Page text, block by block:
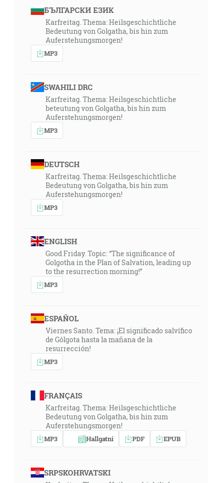
БЪЛГАРСКИ ЕЗИК
Karfreitag. Thema: Heilsgeschichtliche
Bedeutung von Golgatha, bis hin zum
Auferstehungsmorgen!
MP3
SWAHILI DRC
Karfreitag. Thema: Heilsgeschichtliche
beteutung von Golgatha, bis hin zum
Auferstehungsmorgen!
MP3
DEUTSCH
Karfreitag. Thema: Heilsgeschichtliche
Bedeutung von Golgatha, bis hin zum
Auferstehungsmorgen!
MP3
ENGLISH
Good Friday. Topic: “The significance of
Golgotha in the Plan of Salvation, leading up
to the resurrection morning!”
MP3
ESPAÑOL
Viernes Santo. Tema: ¡El significado salvífico
de Gólgota hasta la mañana de la
resurrección!
MP3
FRANÇAIS
Karfreitag. Thema: Heilsgeschichtliche
Bedeutung von Golgatha, bis hin zum
Auferstehungsmorgen!
MP3 Hallgatni PDF EPUB
SRPSKOHRVATSKI